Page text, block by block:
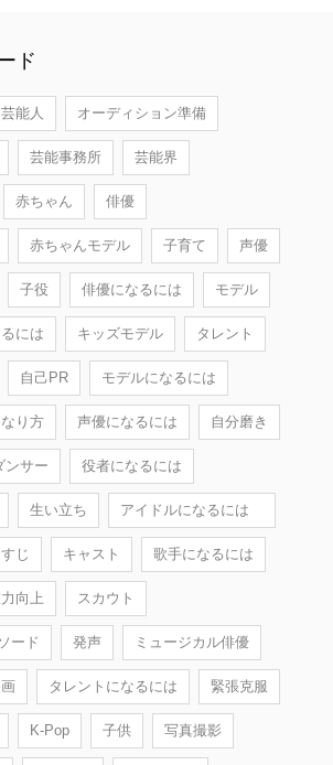
ド
芸能人 オーディション準備
芸能事務所 芸能界
赤ちゃん 俳優
赤ちゃんモデル 子育て 声優
子役 俳優になるには モデル
には キッズモデル タレント
自己PR モデルになるには
なり方 声優になるには 自分磨き
ンサー 役者になるには
生い立ち アイドルになるには
じ キャスト 歌手になるには
向上 スカウト
ード 発声 ミュージカル俳優
タレントになるには 緊張克服
K-Pop 子供 写真撮影